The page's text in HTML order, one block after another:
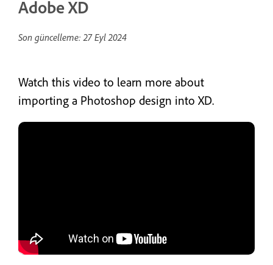
Adobe XD
Son güncelleme:27 Eyl 2024
Watch this video to learn more about
importing a Photoshop design into XD.